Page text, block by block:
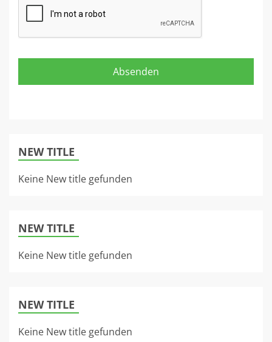
NEW TITLE
Keine New title gefunden
NEW TITLE
Keine New title gefunden
NEW TITLE
Keine New title gefunden